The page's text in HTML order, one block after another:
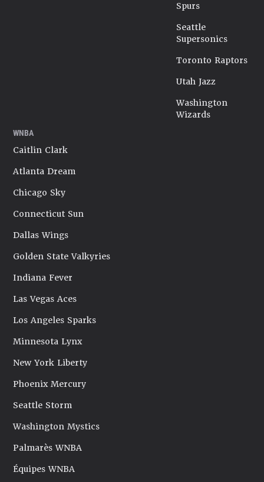
Spurs
Seattle
Supersonics
Toronto Raptors
Utah Jazz
Washington
Wizards
WNBA
Caitlin Clark
Atlanta Dream
Chicago Sky
Connecticut Sun
Dallas Wings
Golden State Valkyries
Indiana Fever
Las Vegas Aces
Los Angeles Sparks
Minnesota Lynx
New York Liberty
Phoenix Mercury
Seattle Storm
Washington Mystics
Palmarès WNBA
Équipes WNBA